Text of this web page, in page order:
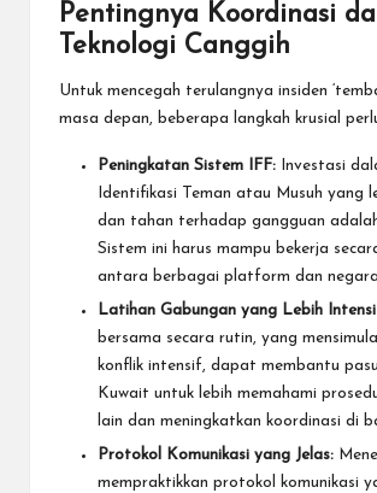
Pentingnya Koordinasi
Teknologi Canggih
Untuk mencegah terulangnya insiden
masa depan, beberapa langkah krusial
Peningkatan Sistem IFF: Investasi
Identifikasi Teman atau Musuh yang
dan tahan terhadap gangguan
Sistem ini harus mampu bekerja
antara berbagai platform dan
Latihan Gabungan yang Lebih
bersama secara rutin, yang
konflik intensif, dapat membantu
Kuwait untuk lebih memahami
lain dan meningkatkan koordinasi di
Protokol Komunikasi yang Jelas:
mempraktikkan protokol komunikasi